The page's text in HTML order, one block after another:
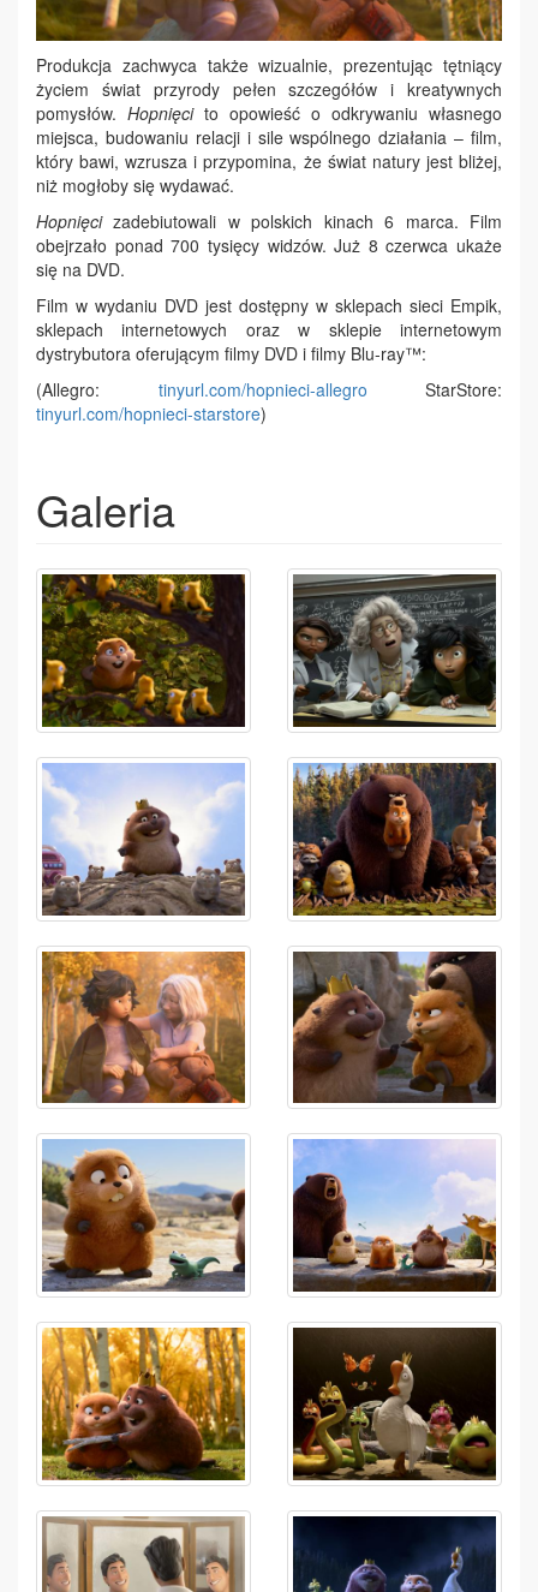
Produkcja zachwyca także wizualnie, prezentując tętniący
życiem świat przyrody pełen szczegółów i kreatywnych
pomysłów. Hopnięcito opowieść o odkrywaniu własnego
miejsca, budowaniu relacji i sile wspólnego działania – film,
który bawi, wzrusza i przypomina, że świat natury jest bliżej,
niż mogłoby się wydawać.
Hopnięcizadebiutowali w polskich kinach 6 marca. Film
obejrzało ponad 700 tysięcy widzów. Już 8 czerwca ukaże
się na DVD.
Film w wydaniu DVD jest dostępny w sklepach sieci Empik,
sklepach internetowych oraz w sklepie internetowym
dystrybutora oferującym filmy DVD i filmy Blu‑ray™:
(Allegro: tinyurl.com/hopnieci-allegro StarStore:
tinyurl.com/hopnieci-starstore)
Galeria